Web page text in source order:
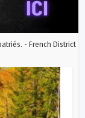
- French District